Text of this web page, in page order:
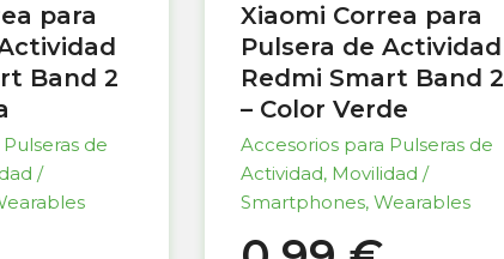
para
Band 2
de
/
Xiaomi Correa para
Pulsera de Actividad
Redmi Smart Band 2
– Color Verde
Accesorios para Pulseras de
Actividad, Movilidad /
Smartphones, Wearables